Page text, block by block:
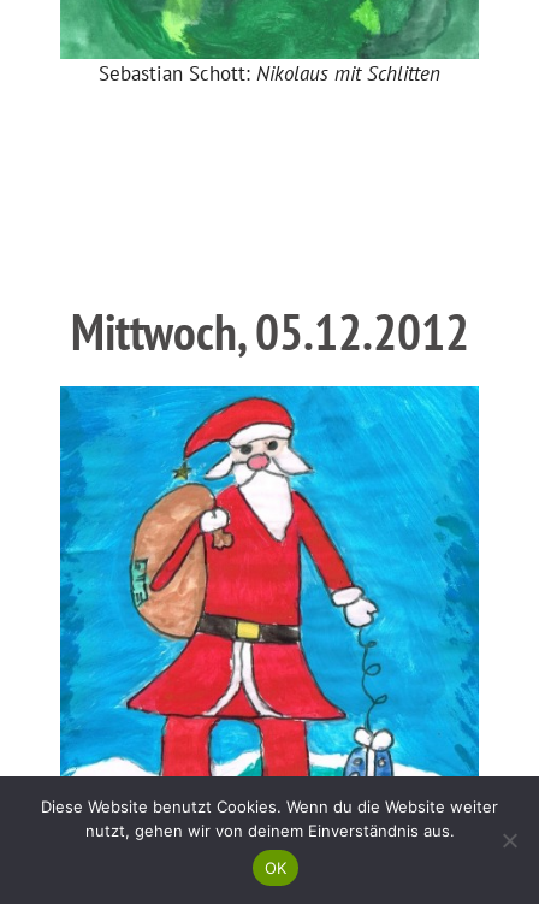
Sebastian Schott: Nikolaus mit Schlitten
Mittwoch, 05.12.2012
Diese Website benutzt Cookies. Wenn du die Website weiter
nutzt, gehen wir von deinem Einverständnis aus.
OK